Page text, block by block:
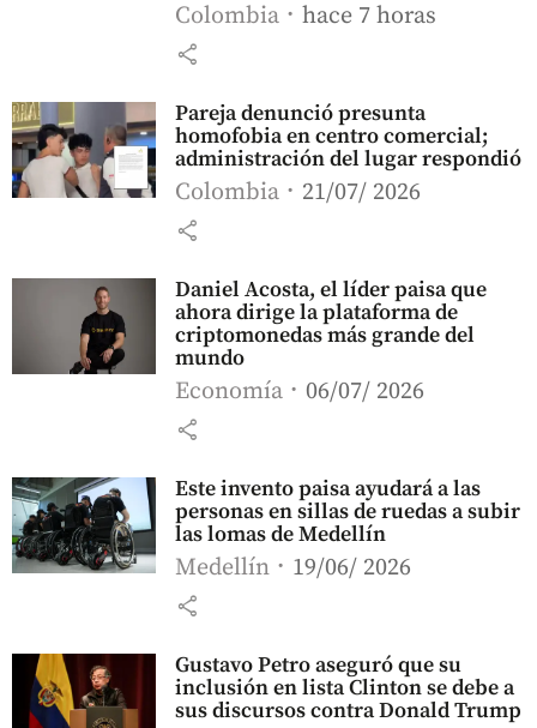
Colombia hace 7 horas
share
Pareja denunció presunta
homofobia en centro comercial;
administración del lugar respondió
Colombia 21/07/ 2026
share
Daniel Acosta, el líder paisa que
ahora dirige la plataforma de
criptomonedas más grande del
mundo
Economía 06/07/ 2026
share
Este invento paisa ayudará a las
personas en sillas de ruedas a subir
las lomas de Medellín
Medellín 19/06/ 2026
share
Gustavo Petro aseguró que su
inclusión en lista Clinton se debe a
sus discursos contra Donald Trump